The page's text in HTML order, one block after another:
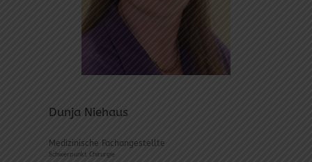
Dunja Niehaus
Medizinische Fachangestellte
Schwerpunkt Chirurgie